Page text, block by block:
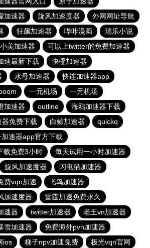
加速器 旋风加速度器
外网网址导航
狂飙加速器 哔咔漫画
瑞乐小说
小美加速器
可以上twitter的免费加速器
速最新下载
快橙加速器
水母加速器
快连加速器app
一元机场
一元机场
加速器 outline
海鸥加速器下载
免费下载 白鲸加速器
quickq
加速器app官方下载
载免费3小时
每天试用一小时加速器
旋风加速度器
闪电猫加速器
费vqn加速
飞鸟加速器
加速度器
雷霆加速免费永久
速器 twitter加速器
老王vn加速器
雪加速器
免费海外pvn加速器
ios
梯子npv加速免费 极光vqn官网